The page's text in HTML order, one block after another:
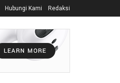
Hubungi Kami Redaksi